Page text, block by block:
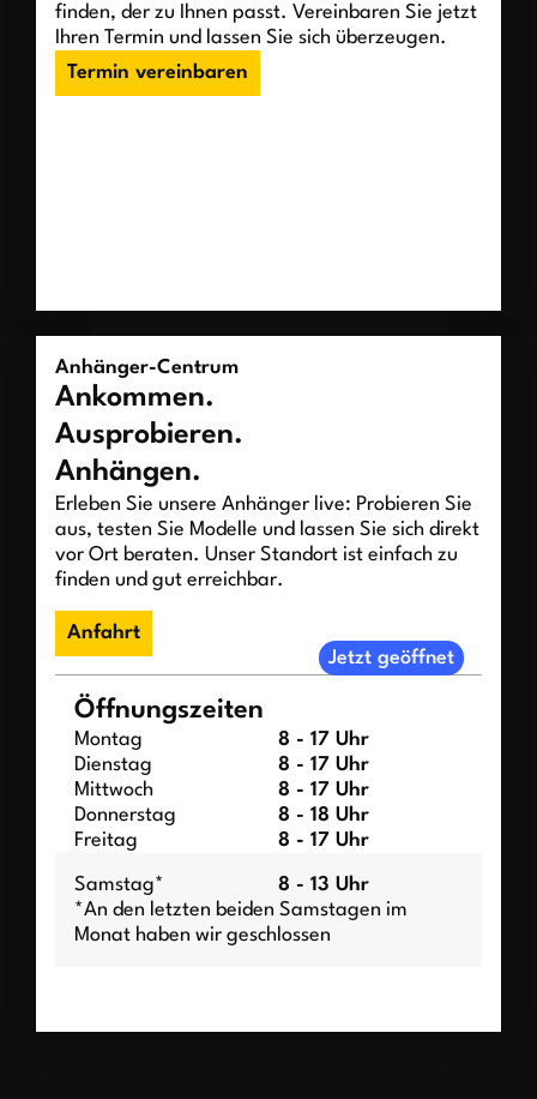
finden, der zu Ihnen passt. Vereinbaren Sie jetzt
Ihren Termin und lassen Sie sich überzeugen.
Termin vereinbaren
Anhänger-Centrum
Ankommen.
Ausprobieren.
Anhängen.
Erleben Sie unsere Anhänger live: Probieren Sie
aus, testen Sie Modelle und lassen Sie sich direkt
vor Ort beraten. Unser Standort ist einfach zu
finden und gut erreichbar.
Anfahrt
Jetzt geöffnet
Öffnungszeiten
Montag
8 - 17 Uhr
Dienstag
8 - 17 Uhr
Mittwoch
8 - 17 Uhr
Donnerstag
8 - 18 Uhr
Freitag
8 - 17 Uhr
Samstag*
8 - 13 Uhr
*An den letzten beiden Samstagen im
Monat haben wir geschlossen